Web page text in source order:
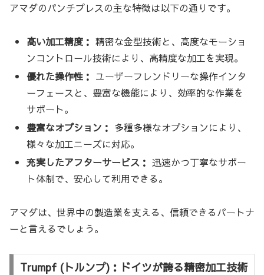
アマダのパンチプレスの主な特徴は以下の通りです。
高い加工精度： 精密な金型技術と、高度なモーショ
ンコントロール技術により、高精度な加工を実現。
優れた操作性： ユーザーフレンドリーな操作インタ
ーフェースと、豊富な機能により、効率的な作業を
サポート。
豊富なオプション： 多種多様なオプションにより、
様々な加工ニーズに対応。
充実したアフターサービス： 迅速かつ丁寧なサポー
ト体制で、安心して利用できる。
アマダは、世界中の製造業を支える、信頼できるパートナ
ーと言えるでしょう。
Trumpf (トルンプ)：ドイツが誇る精密加工技術